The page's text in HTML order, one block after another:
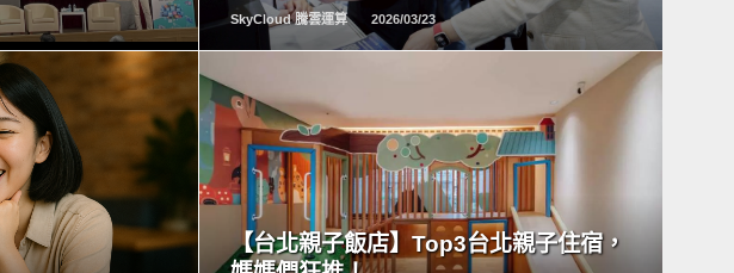
SkyCloud 騰雲運算 2026/03/23
【台北親子飯店】Top3台北親子住宿，
READ
MORE